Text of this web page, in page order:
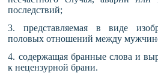
последствий;
3. представляемая в виде
половых отношений между
4. содержащая бранные слова и
к нецензурной брани.